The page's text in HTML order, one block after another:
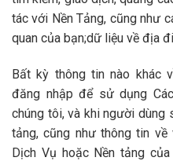
tác với Nền Tảng, cũng như
quan của bạn;dữ liệu về địa
Bất kỳ thông tin nào khác
đăng nhập để sử dụng
chúng tôi, và khi người dùng
tảng, cũng như thông tin
Dịch Vụ hoặc Nền tảng